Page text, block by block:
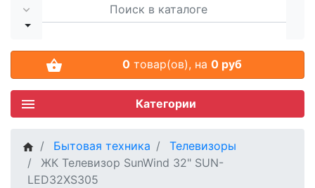
0товар(ов), на 0 руб
Категории
Бытовая техника
Телевизоры
ЖК Телевизор SunWind 32" SUN-
LED32ХS305